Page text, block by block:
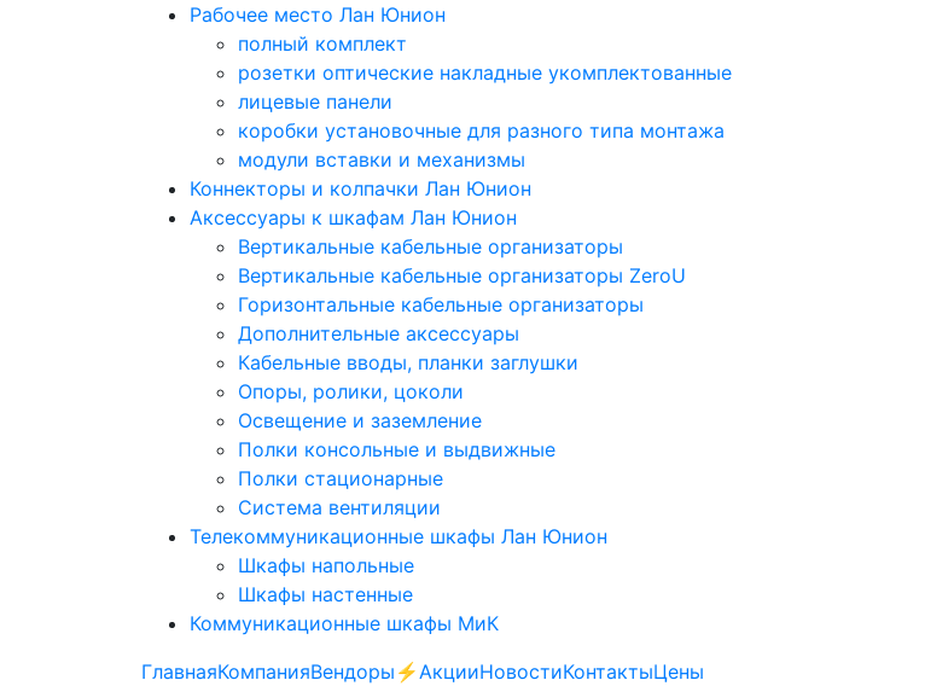
Рабочее место Лан Юнион
полный комплект
розетки оптические накладные укомплектованные
лицевые панели
коробки установочные для разного типа монтажа
модули вставки и механизмы
Коннекторы и колпачки Лан Юнион
Аксессуары к шкафам Лан Юнион
Вертикальные кабельные организаторы
Вертикальные кабельные организаторы ZeroU
Горизонтальные кабельные организаторы
Дополнительные аксессуары
Кабельные вводы, планки заглушки
Опоры, ролики, цоколи
Освещение и заземление
Полки консольные и выдвижные
Полки стационарные
Система вентиляции
Телекоммуникационные шкафы Лан Юнион
Шкафы напольные
Шкафы настенные
Коммуникационные шкафы МиК
ГлавнаяКомпанияВендоры ⚡️АкцииНовостиКонтактыЦены